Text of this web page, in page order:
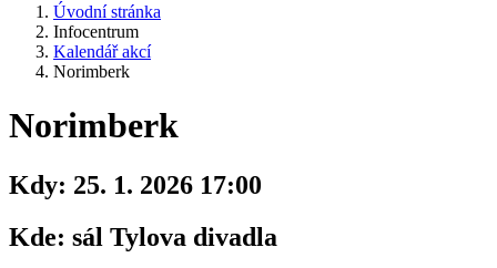
Úvodní stránka
Infocentrum
Kalendář akcí
Norimberk
Norimberk
Kdy: 25. 1. 2026 17:00
Kde: sál Tylova divadla